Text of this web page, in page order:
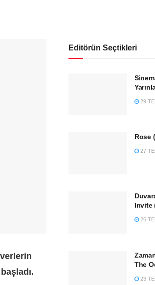
Editörün Seçtikleri
29
Rose
27
Invite
26
The
23